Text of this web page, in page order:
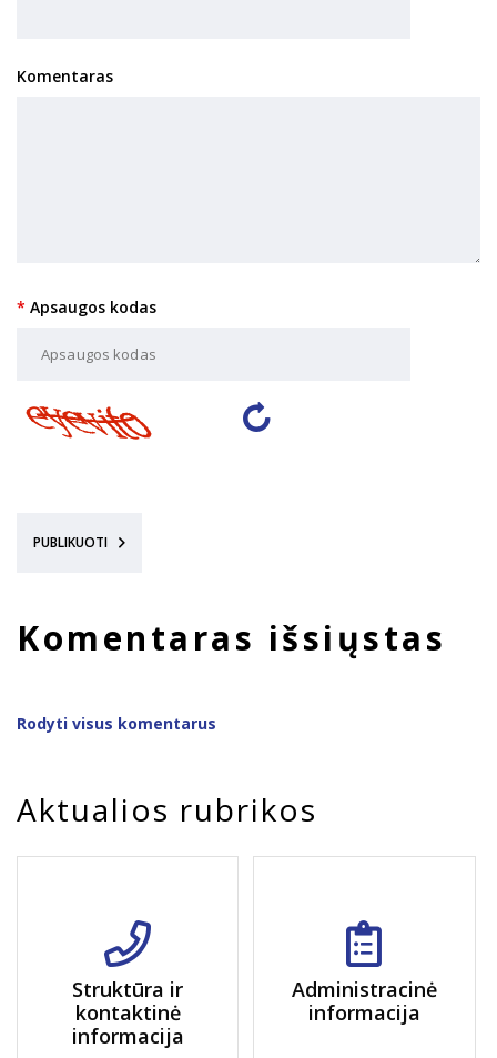
Komentaras
Apsaugos kodas
PUBLIKUOTI
Komentaras išsiųstas
Rodyti visus komentarus
Aktualios rubrikos
Struktūra ir
kontaktinė
informacija
Administracinė
informacija